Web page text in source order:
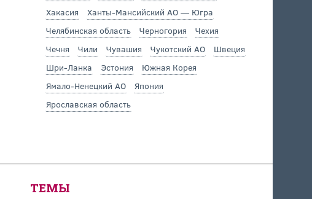
Хакасия
Ханты-Мансийский АО — Югра
Челябинская область
Черногория
Чехия
Чечня
Чили Чувашия Чукотский АО
Швеция
Шри-Ланка
Эстония
Южная Корея
Ямало-Ненецкий АО
Япония
Ярославская область
ТЕМЫ